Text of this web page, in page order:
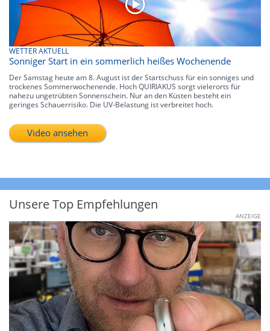
WETTER AKTUELL
Sonniger Start in ein sommerlich heißes Wochenende
Der Samstag heute am 8. August ist der Startschuss für ein sonniges und
trockenes Sommerwochenende. Hoch QUIRIAKUS sorgt vielerorts für
nahezu ungetrübten Sonnenschein. Nur an den Küsten besteht ein
geringes Schauerrisiko. Die UV-Belastung ist verbreitet hoch.
Video ansehen
Unsere Top Empfehlungen
ANZEIGE